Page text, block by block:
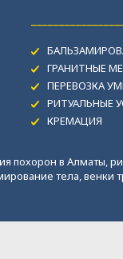
ГРАНИТНЫЕ
ПЕРЕВОЗКА
РИТУАЛЬНЫЕ
КРЕМАЦИЯ
похорон в Алматы,
тела, венки